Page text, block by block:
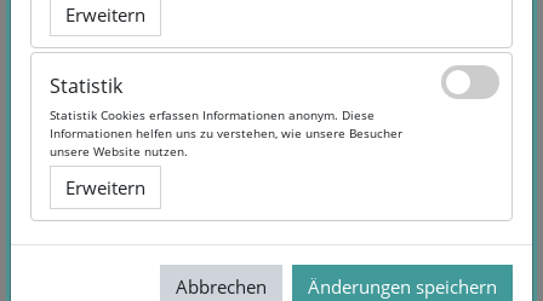
Making & Coding
DKJS & KF
Erweitern
Statistik
Statistik Cookies erfassen Informationen anonym. Diese
Informationen helfen uns zu verstehen, wie unsere Besucher
unsere Website nutzen.
Erweitern
Abbrechen Änderungen speichern
Erweitern
Statistik
Statistik Cookies erfassen Informationen anonym. Diese
Informationen helfen uns zu verstehen, wie unsere Besucher
unsere Website nutzen.
Erweitern
Abbrechen Änderungen speichern